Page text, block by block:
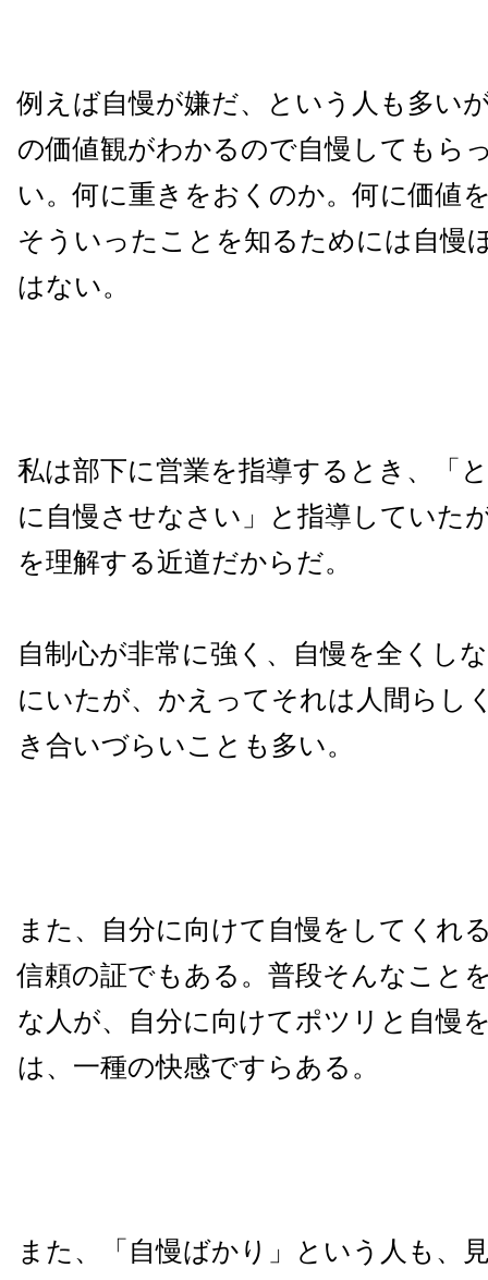
例えば自慢が嫌だ、という人も多い
の価値観がわかるので自慢してもら
い。何に重きをおくのか。何に価値
そういったことを知るためには自慢
はない。
私は部下に営業を指導するとき、「
に自慢させなさい」と指導していた
を理解する近道だからだ。
自制心が非常に強く、自慢を全くし
にいたが、かえってそれは人間らし
き合いづらいことも多い。
また、自分に向けて自慢をしてくれ
信頼の証でもある。普段そんなこと
な人が、自分に向けてポツリと自慢
は、一種の快感ですらある。
また、「自慢ばかり」という人も、